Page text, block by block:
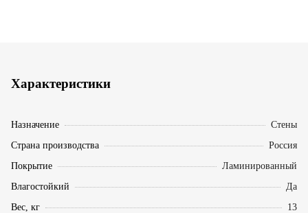
Характеристики
Назначение
Стены
Страна производства
Россия
Покрытие
Ламинированный
Влагостойкий
Да
Вес, кг
13